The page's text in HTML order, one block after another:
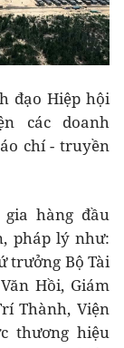
đạo Hiệp hội
các doanh
chí - truyền
hàng đầu
pháp lý như:
trưởng Bộ Tài
Hồi, Giám
Thành, Viện
thương hiệu